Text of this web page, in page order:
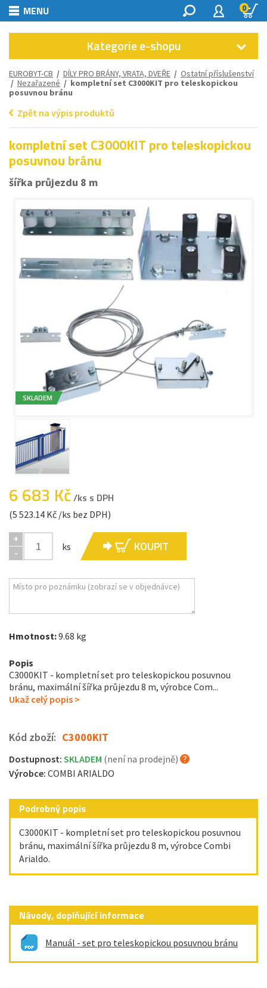
MENU 0
Kategorie e-shopu
EUROBYT-CB / DÍLY PRO BRÁNY, VRATA, DVEŘE / Ostatní příslušenství
/ Nezařazené / kompletní set C3000KIT pro teleskopickou
posuvnou bránu
Zpět na výpis produktů
kompletní set C3000KIT pro teleskopickou
posuvnou bránu
šířka průjezdu 8 m
SKLADEM
6 683 Kč/ks s DPH
(5 523.14 Kč /ks bez DPH)
+
-
ks KOUPIT
Hmotnost:9.68 kg
Popis
C3000KIT - kompletní set pro teleskopickou posuvnou
bránu, maximální šířka průjezdu 8 m, výrobce Com...
Ukaž celý popis >
Kód zboží: C3000KIT
Dostupnost: SKLADEM (není na prodejně)
Výrobce: COMBI ARIALDO
Podrobný popis
C3000KIT - kompletní set pro teleskopickou posuvnou
bránu, maximální šířka průjezdu 8 m, výrobce Combi
Arialdo.
Návody, doplňující informace
Manuál - set pro teleskopickou posuvnou bránu